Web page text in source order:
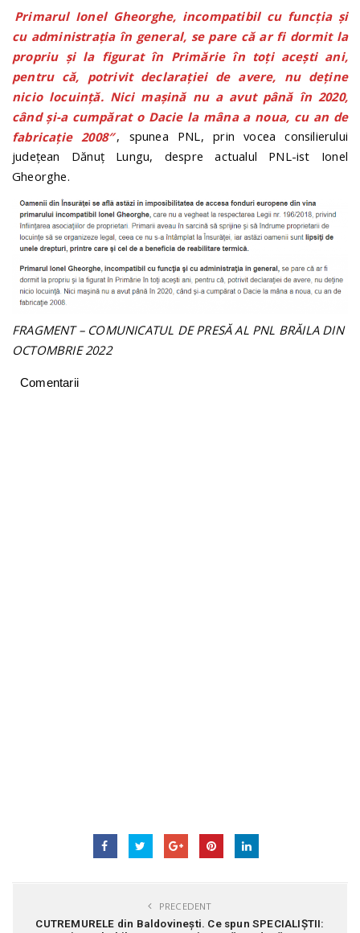
Primarul Ionel Gheorghe, incompatibil cu funcţia şi
cu administraţia în general, se pare că ar fi dormit la
propriu şi la figurat în Primărie în toţi aceşti ani,
pentru că, potrivit declaraţiei de avere, nu deţine
nicio locuinţă. Nici maşină nu a avut până în 2020,
când şi-a cumpărat o Dacie la mâna a noua, cu an de
fabricaţie 2008″, spunea PNL, prin vocea consilierului
județean Dănuț Lungu, despre actualul PNL-ist Ionel
Gheorghe.
FRAGMENT – COMUNICATUL DE PRESĂ AL PNL BRĂILA DIN
OCTOMBRIE 2022
Comentarii
PRECEDENT
CUTREMURELE din Baldovinești. Ce spun SPECIALIȘTII: